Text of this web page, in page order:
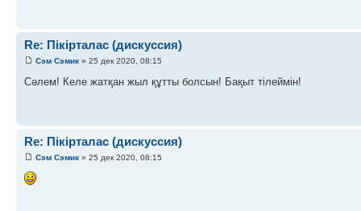
Re: Пікірталас (дискуссия)
Сэм Сэмик » 25 дек 2020, 08:15
Сәлем! Келе жатқан жыл құтты болсын! Бақыт тілеймін!
Re: Пікірталас (дискуссия)
Сэм Сэмик » 25 дек 2020, 08:15